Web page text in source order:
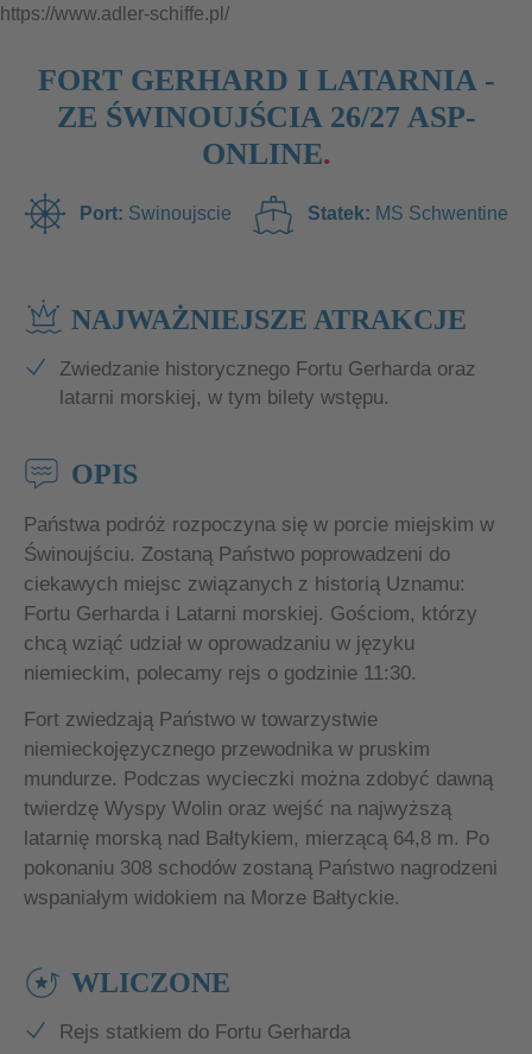
https://www.adler-schiffe.pl/
FORT GERHARD I LATARNIA -
ZE ŚWINOUJŚCIA 26/27 ASP-
ONLINE
Swinoujscie MS Schwentine
NAJWAŻNIEJSZE ATRAKCJE
Zwiedzanie historycznego Fortu Gerharda oraz
latarni morskiej, w tym bilety wstępu.
OPIS
Państwa podróż rozpoczyna się w porcie miejskim w
Świnoujściu. Zostaną Państwo poprowadzeni do
ciekawych miejsc związanych z historią Uznamu:
Fortu Gerharda i Latarni morskiej. Gościom, którzy
chcą wziąć udział w oprowadzaniu w języku
niemieckim, polecamy rejs o godzinie 11:30.
Fort zwiedzają Państwo w towarzystwie
niemieckojęzycznego przewodnika w pruskim
mundurze. Podczas wycieczki można zdobyć dawną
twierdzę Wyspy Wolin oraz wejść na najwyższą
latarnię morską nad Bałtykiem, mierzącą 64,8 m. Po
pokonaniu 308 schodów zostaną Państwo nagrodzeni
wspaniałym widokiem na Morze Bałtyckie.
WLICZONE
Rejs statkiem do Fortu Gerharda